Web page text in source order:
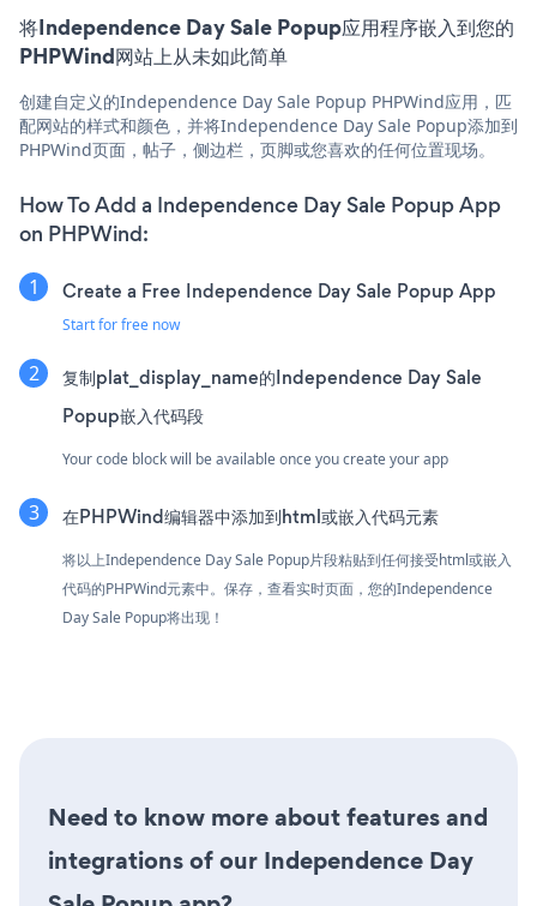
将Independence Day Sale Popup应用程序嵌入到您的
PHPWind网站上从未如此简单
创建自定义的Independence Day Sale Popup PHPWind应用，匹
配网站的样式和颜色，并将Independence Day Sale Popup添加到
PHPWind页面，帖子，侧边栏，页脚或您喜欢的任何位置现场。
How To Add a Independence Day Sale Popup App
on PHPWind:
Create a Free Independence Day Sale Popup App
Start for free now
复制plat_display_name的Independence Day Sale
Popup嵌入代码段
Your code block will be available once you create your app
在PHPWind编辑器中添加到html或嵌入代码元素
将以上Independence Day Sale Popup片段粘贴到任何接受html或嵌入
代码的PHPWind元素中。保存，查看实时页面，您的Independence
Day Sale Popup将出现！
Need to know more about features and
integrations of our Independence Day